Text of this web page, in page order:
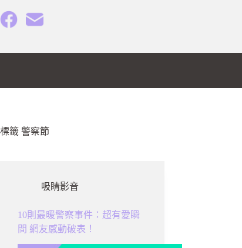
至
標籤 警察節
吸睛影音
10則最暖警察事件：超有愛瞬
間 網友感動破表！